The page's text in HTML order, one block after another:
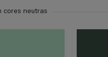
cores neutras